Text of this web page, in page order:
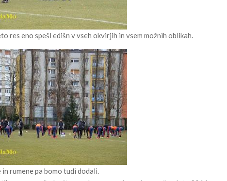
res eno spešl edišn v vseh okvirjih in vsem možnih oblikah.
rumene pa bomo tudi dodali.